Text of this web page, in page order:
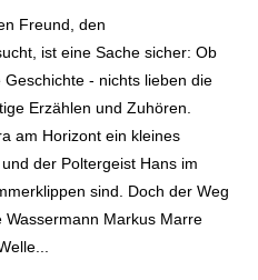
Freund, den
ist eine Sache sicher: Ob
- nichts lieben die
Erzählen und Zuhören.
am Horizont ein kleines
der Poltergeist Hans im
sind. Doch der Weg
Markus Marre